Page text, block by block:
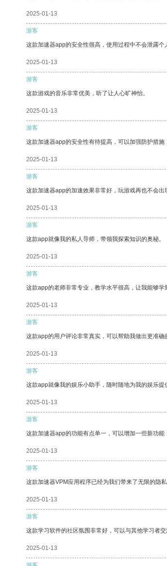
2025-01-13
游客
这款加速器app的安全性很高，使用过程中不会泄露
2025-01-13
游客
这款游戏的音乐非常优美，听了让人心旷神怡。
2025-01-13
游客
这款加速器app的安全性有待提高，可以加强防护措施
2025-01-13
游客
这款加速器app的加速效果非常好，玩游戏再也不会
2025-01-13
游客
这款app就像我的私人导师，带领我探索知识的奥秘。
2025-01-13
游客
这款app的老师非常专业，教学水平很高，让我能够学
2025-01-13
游客
这款app的用户评论非常真实，可以帮助我做出更准确
2025-01-13
游客
这款app就像我的娱乐小助手，随时随地为我的娱乐提
2025-01-13
游客
这款加速器app的功能有点单一，可以增加一些新功能
2025-01-13
游客
这款加速器VPM应用程序已经为我们带来了无限的隐私
2025-01-13
游客
这款学习软件的社区氛围非常好，可以与其他学习者交
2025-01-13